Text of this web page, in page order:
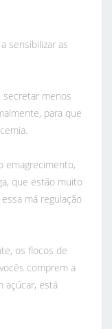
sensibilizar as
secretar menos
para que
emagrecimento,
que estão muito
má regulação
os flocos de
comprem a
açúcar, está